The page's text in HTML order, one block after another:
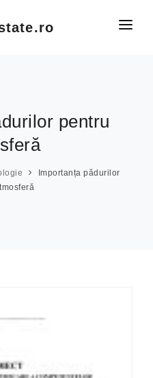
pentru
Importanța pădurilor